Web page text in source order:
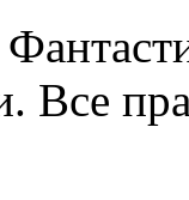
Все